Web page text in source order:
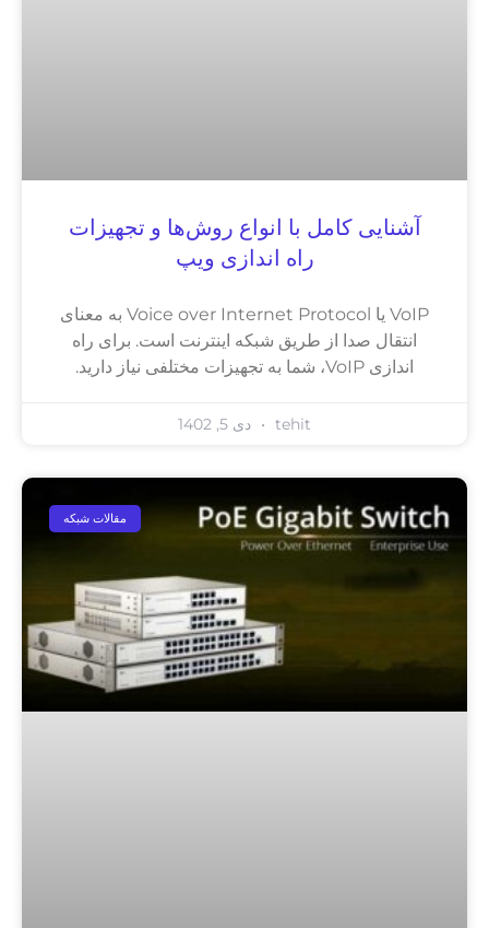
آشنایی کامل با انواع روش‌ها و تجهیزات
راه اندازی ویپ
VoIP یا Voice over Internet Protocol به معنای
انتقال صدا از طریق شبکه اینترنت است. برای راه
اندازی VoIP، شما به تجهیزات مختلفی نیاز دارید.
tehit دی 5, 1402
مقالات شبکه